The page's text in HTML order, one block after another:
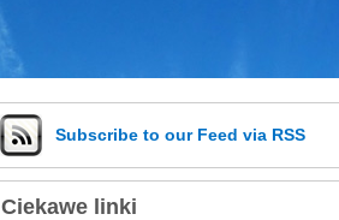
Subscribe to our Feed via RSS
Ciekawe linki